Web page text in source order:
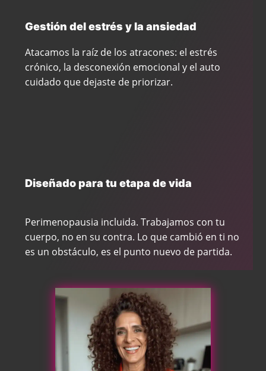
Gestión del estrés y la ansiedad
Atacamos la raíz de los atracones: el estrés
crónico, la desconexión emocional y el auto
cuidado que dejaste de priorizar.
Diseñado para tu etapa de vida
Perimenopausia incluida. Trabajamos con tu
cuerpo, no en su contra. Lo que cambió en ti no
es un obstáculo, es el punto nuevo de partida.